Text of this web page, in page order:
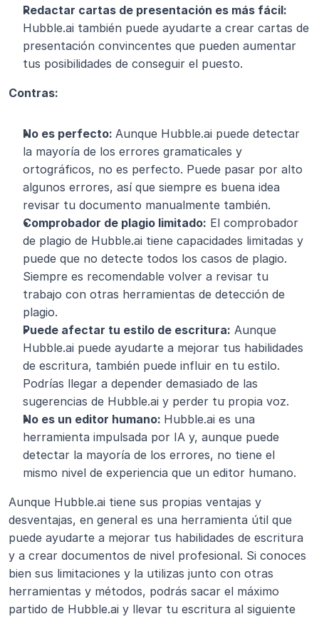
Hubble.ai también puede ayudarte a crear cartas de
presentación convincentes que pueden aumentar
tus posibilidades de conseguir el puesto.
Contras:
No es perfecto: Aunque Hubble.ai puede detectar
la mayoría de los errores gramaticales y
ortográficos, no es perfecto. Puede pasar por alto
algunos errores, así que siempre es buena idea
revisar tu documento manualmente también.
Comprobador de plagio limitado: El comprobador
de plagio de Hubble.ai tiene capacidades limitadas y
puede que no detecte todos los casos de plagio.
Siempre es recomendable volver a revisar tu
trabajo con otras herramientas de detección de
plagio.
Puede afectar tu estilo de escritura: Aunque
Hubble.ai puede ayudarte a mejorar tus habilidades
de escritura, también puede influir en tu estilo.
Podrías llegar a depender demasiado de las
sugerencias de Hubble.ai y perder tu propia voz.
No es un editor humano: Hubble.ai es una
herramienta impulsada por IA y, aunque puede
detectar la mayoría de los errores, no tiene el
mismo nivel de experiencia que un editor humano.
Aunque Hubble.ai tiene sus propias ventajas y
desventajas, en general es una herramienta útil que
puede ayudarte a mejorar tus habilidades de escritura
y a crear documentos de nivel profesional. Si conoces
bien sus limitaciones y la utilizas junto con otras
herramientas y métodos, podrás sacar el máximo
partido de Hubble.ai y llevar tu escritura al siguiente